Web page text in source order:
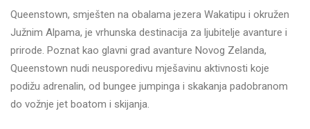
Queenstown, smješten na obalama jezera Wakatipu i okružen
Južnim Alpama, je vrhunska destinacija za ljubitelje avanture i
prirode. Poznat kao glavni grad avanture Novog Zelanda,
Queenstown nudi neusporedivu mješavinu aktivnosti koje
podižu adrenalin, od bungee jumpinga i skakanja padobranom
do vožnje jet boatom i skijanja.